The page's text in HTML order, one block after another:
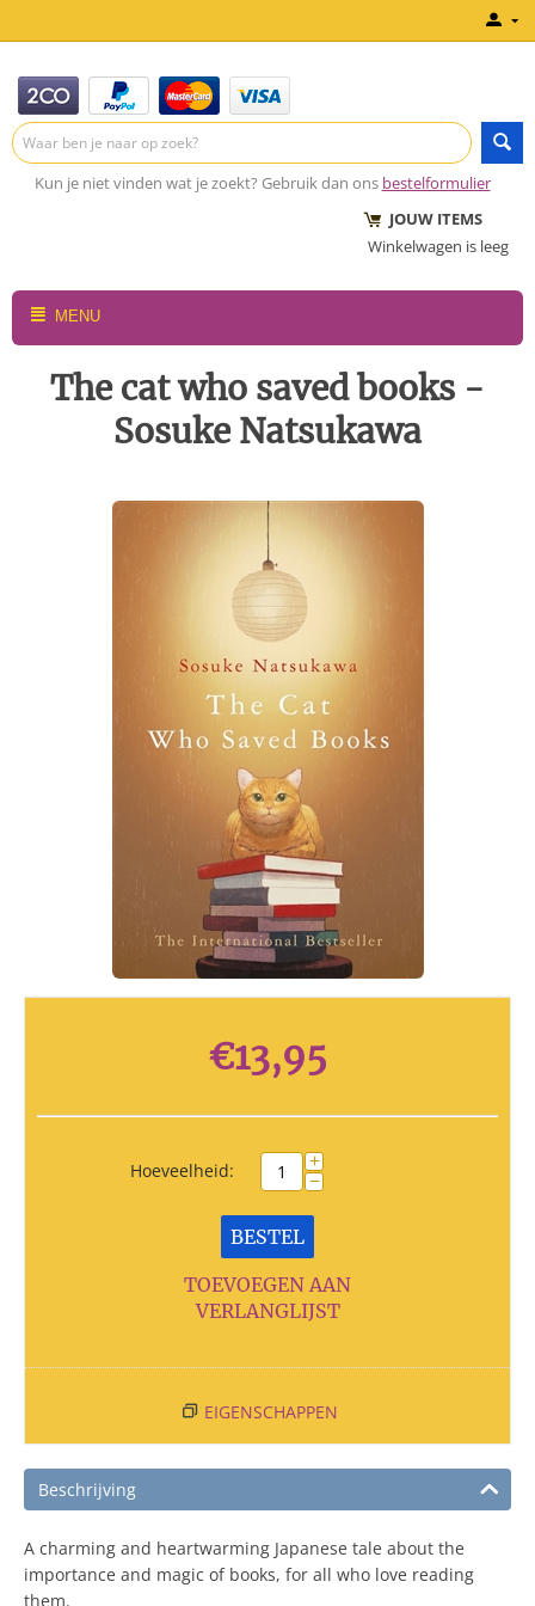
Kun je niet vinden wat je zoekt? Gebruik dan ons bestelformulier
JOUW ITEMS
Winkelwagen is leeg
MENU
The cat who saved books -
Sosuke Natsukawa
€13,95
Hoeveelheid: +
−
BESTEL
TOEVOEGEN AAN
VERLANGLIJST
EIGENSCHAPPEN
Beschrijving
A charming and heartwarming Japanese tale about the
importance and magic of books, for all who love reading
them.